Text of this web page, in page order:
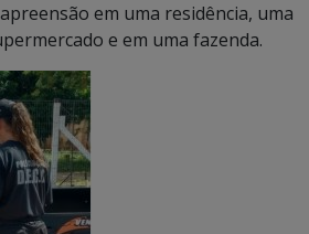
em uma residência, uma
e em uma fazenda.